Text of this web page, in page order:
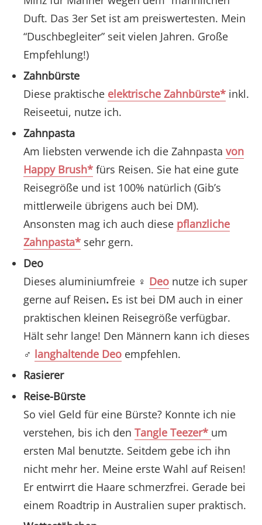
Duft. Das 3er Set ist am preiswertesten. Mein
“Duschbegleiter” seit vielen Jahren. Große
Empfehlung!)
Zahnbürste
Diese praktische elektrische Zahnbürste* inkl.
Reiseetui, nutze ich.
Zahnpasta
Am liebsten verwende ich die Zahnpasta von
Happy Brush* fürs Reisen. Sie hat eine gute
Reisegröße und ist 100% natürlich (Gib’s
mittlerweile übrigens auch bei DM).
Ansonsten mag ich auch diese pflanzliche
Zahnpasta* sehr gern.
Deo
Dieses aluminiumfreie ♀ Deo nutze ich super
gerne auf Reisen. Es ist bei DM auch in einer
praktischen kleinen Reisegröße verfügbar.
Hält sehr lange! Den Männern kann ich dieses
♂ langhaltende Deo empfehlen.
Rasierer
Reise-Bürste
So viel Geld für eine Bürste? Konnte ich nie
verstehen, bis ich den Tangle Teezer* um
ersten Mal benutzte. Seitdem gebe ich ihn
nicht mehr her. Meine erste Wahl auf Reisen!
Er entwirrt die Haare schmerzfrei. Gerade bei
einem Roadtrip in Australien super praktisch.